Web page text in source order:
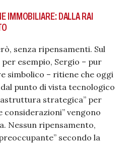
IMMOBILIARE: DALLA RAI
senza ripensamenti. Sul
esempio, Sergio – pur
simbolico – ritiene che oggi
punto di vista tecnologico
strategica” per
considerazioni” vengono
Nessun ripensamento,
secondo la